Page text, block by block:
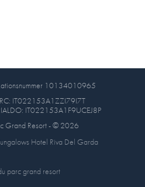
10134010965
IT022153A1ZZI79I7T
IT022153A1F9UCEJ8P
Grand Resort - © 2026
Hotel Riva Del Garda
parc grand resort